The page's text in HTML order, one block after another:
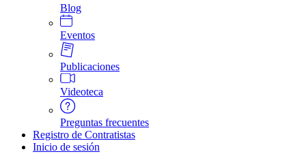
Blog
Eventos
Publicaciones
Videoteca
Preguntas frecuentes
Registro de Contratistas
Inicio de sesión